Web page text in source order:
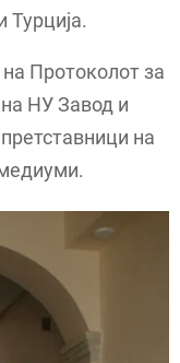
Турција.
Протоколот за
НУ Завод и
на